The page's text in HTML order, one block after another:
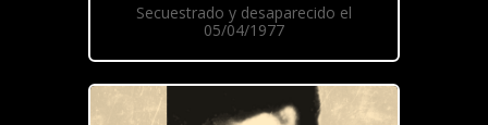
Secuestrado y desaparecido el
05/04/1977